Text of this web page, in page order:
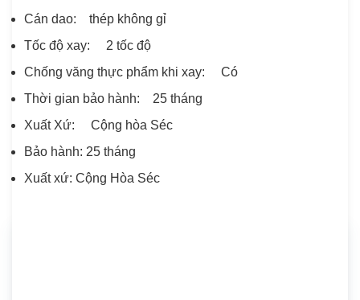
Cán dao: thép không gỉ
Tốc độ xay: 2 tốc độ
Chống văng thực phẩm khi xay: Có
Thời gian bảo hành: 25 tháng
Xuất Xứ: Cộng hòa Séc
Bảo hành: 25 tháng
Xuất xứ: Cộng Hòa Séc